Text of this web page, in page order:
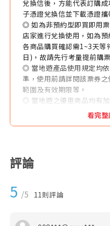
兌換信後，方能代表訂購
子憑證兌換信並下載憑證攜
◎ 如為非預約型即買即用
店家進行兌換使用，如為
各商品購買確認需1~3天等
日)，故請先行考量提前購
◎ 當地遊產品使用規定均
準，使用前請詳閱該票券
範圍及有效期限等。
◎ 當地遊之優惠商品均有
得與其他優惠方案同時併用
◎ 每筆訂購（以訂單編號
◎ 本產品售價均為優惠售價
◎ 當地遊產品一經售出，指
辦理之，且需憑原始購買
看完
評論
5 /5 11 則評論